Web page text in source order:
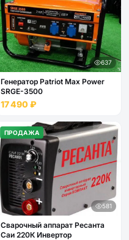
637
Генератор Patriot Max Power
SRGE-3500
17 490 ₽
ПРОДАЖА
581
Сварочный аппарат Ресанта
Саи 220К Инвертор